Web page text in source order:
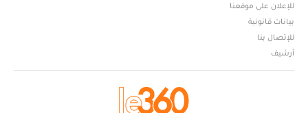
للإعلان على موقعنا
بيانات قانونية
للإتصال بنا
أرشيف